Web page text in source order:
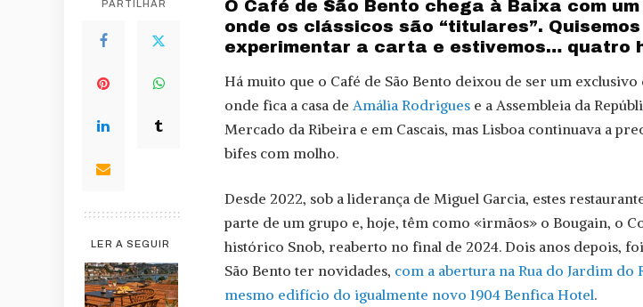
PARTILHAR
LER A SEGUIR
O Café de São Bento chega à Baixa com
onde os clássicos são “titulares”. Quisemos
experimentar a carta e estivemos… quatro
Há muito que o Café de São Bento deixou de ser um
onde fica a casa de Amália Rodrigues e a Assembleia da
Mercado da Ribeira e em Cascais, mas Lisboa continuava a
bifes com molho.
Desde 2022, sob a liderança de Miguel Garcia, estes
parte de um grupo e, hoje, têm como «irmãos» o Bougain, o
histórico Snob, reaberto no final de 2024. Dois anos depois,
São Bento ter novidades, com a abertura na Rua do Jardim do
mesmo edifício do igualmente novo 1904 Benfica Hotel.